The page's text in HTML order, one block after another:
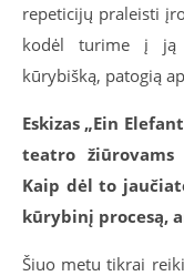
repeticijų praleisti
kodėl turime į ją
kūrybišką, patogią
Eskizas „Ein
teatro
Kaip dėl to
kūrybinį procesą,
Šiuo metu tikrai